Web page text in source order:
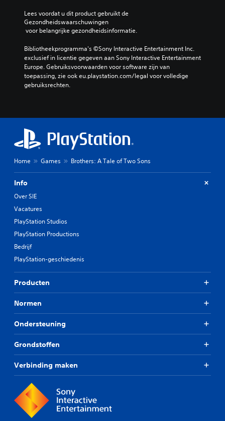
Lees voordat u dit product gebruikt de
Gezondheidswaarschuwingen
voor belangrijke gezondheidsinformatie.
Bibliotheekprogramma's ©Sony Interactive Entertainment Inc.
exclusief in licentie gegeven aan Sony Interactive Entertainment
Europe. Gebruiksvoorwaarden voor software zijn van
toepassing, zie ook eu.playstation.com/legal voor volledige
gebruiksrechten.
Home Games Brothers: A Tale of Two Sons
Info
Over SIE
Vacatures
PlayStation Studios
PlayStation Productions
Bedrijf
PlayStation-geschiedenis
Producten
Normen
Ondersteuning
Grondstoffen
Verbinding maken